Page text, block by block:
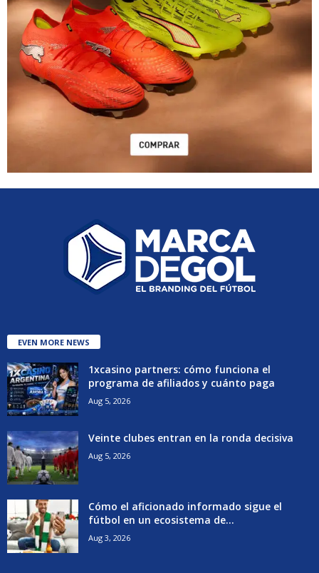
EVEN MORE NEWS
1xcasino partners: cómo funciona el
programa de afiliados y cuánto paga
Aug 5, 2026
Veinte clubes entran en la ronda decisiva
Aug 5, 2026
Cómo el aficionado informado sigue el
fútbol en un ecosistema de...
Aug 3, 2026